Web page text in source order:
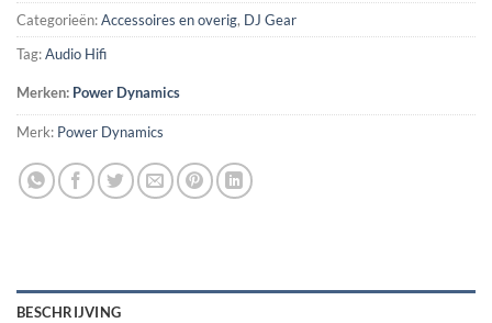
Categorieën:Accessoires en overig, DJ Gear
Tag:Audio Hifi
Merken: Power Dynamics
Merk: Power Dynamics
BESCHRIJVING